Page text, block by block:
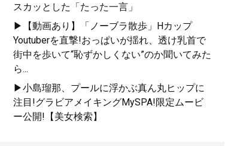
スカッとした「たった一言」
▶【動画あり】「ノーブラ散歩」Hカップ
Youtuberを直撃!おっぱいが揺れ、透け乳首で
街中を歩いて“恥ずかしくない”のか聞いてみた
ら...
▶小島瑠那、プールに浮かぶ真ん丸ヒップに
注目!グラビアメイキングMySPA!限定ムービ
ー公開!【美女検索】